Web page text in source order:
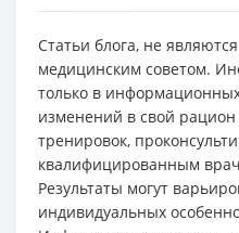
Статьи блога, не
медицинским советом.
только в
изменений в свой
тренировок,
квалифицированным
Результаты могут
индивидуальных